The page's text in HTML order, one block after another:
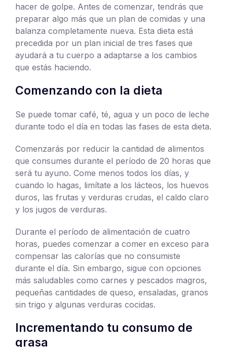
hacer de golpe. Antes de comenzar, tendrás que
preparar algo más que un plan de comidas y una
balanza completamente nueva. Esta dieta está
precedida por un plan inicial de tres fases que
ayudará a tu cuerpo a adaptarse a los cambios
que estás haciendo.
Comenzando con la dieta
Se puede tomar café, té, agua y un poco de leche
durante todo el día en todas las fases de esta dieta.
Comenzarás por reducir la cantidad de alimentos
que consumes durante el período de 20 horas que
será tu ayuno. Come menos todos los días, y
cuando lo hagas, limítate a los lácteos, los huevos
duros, las frutas y verduras crudas, el caldo claro
y los jugos de verduras.
Durante el período de alimentación de cuatro
horas, puedes comenzar a comer en exceso para
compensar las calorías que no consumiste
durante el día. Sin embargo, sigue con opciones
más saludables como carnes y pescados magros,
pequeñas cantidades de queso, ensaladas, granos
sin trigo y algunas verduras cocidas.
Incrementando tu consumo de
grasa